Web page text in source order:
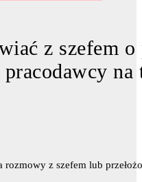
z szefem
pracodawcy